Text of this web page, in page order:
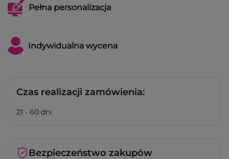
Pełna personalizacja
Indywidualna wycena
Czas realizacji zamówienia:
21 - 60 dni
Bezpieczeństwo zakupów